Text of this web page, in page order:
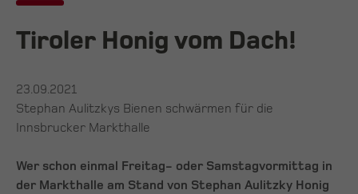
Tiroler Honig vom Dach!
23.09.2021
Stephan Aulitzkys Bienen schwärmen für die
Innsbrucker Markthalle
Wer schon einmal Freitag- oder Samstagvormittag in
der Markthalle am Stand von Stephan Aulitzky Honig